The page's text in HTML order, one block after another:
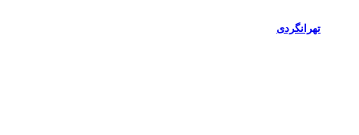
تهرانگردی